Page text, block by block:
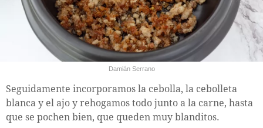
Damián Serrano
Seguidamente incorporamos la cebolla, la cebolleta
blanca y el ajo y rehogamos todo junto a la carne, hasta
que se pochen bien, que queden muy blanditos.